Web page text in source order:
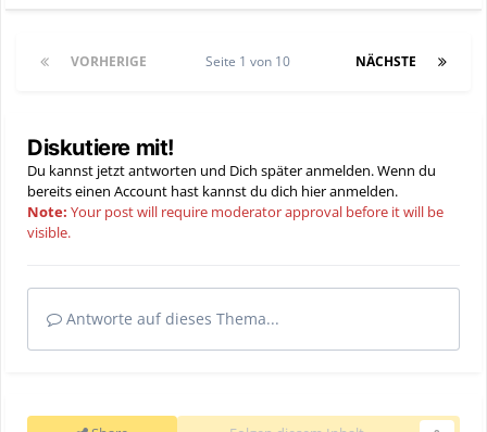
VORHERIGE NÄCHSTE
Seite 1 von 10
Diskutiere mit!
Du kannst jetzt antworten und Dich später anmelden. Wenn du
bereits einen Account hast kannst du dich hieranmelden.
Note: Your post will require moderator approval before it will be
visible.
Antworte auf dieses Thema...